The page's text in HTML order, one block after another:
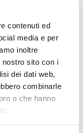
contenuti ed
media e per
inoltre
sito con i
dei dati web,
combinarle
o che hanno